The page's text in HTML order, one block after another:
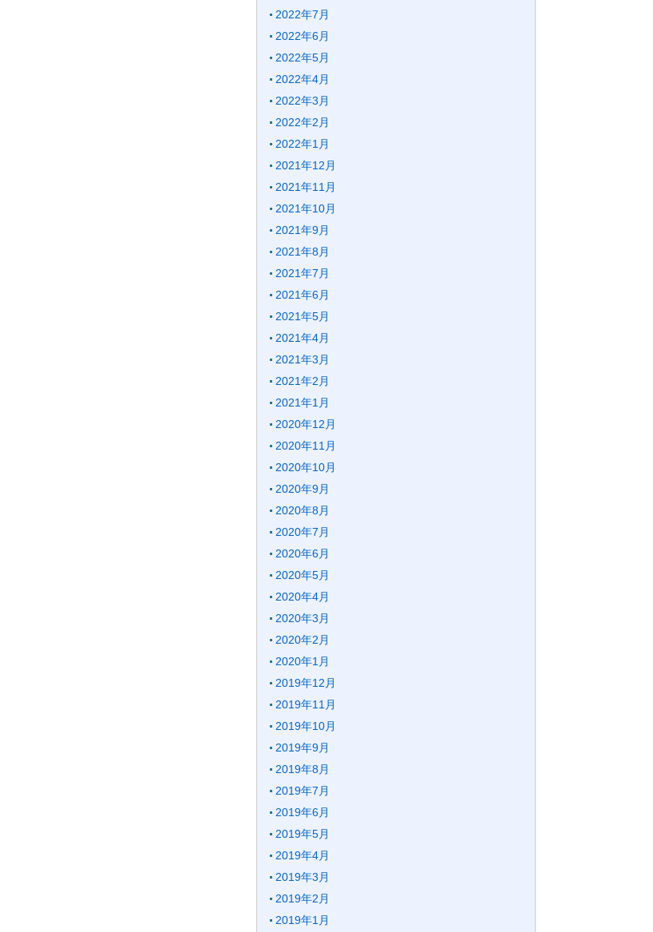
2022年7月
2022年6月
2022年5月
2022年4月
2022年3月
2022年2月
2022年1月
2021年12月
2021年11月
2021年10月
2021年9月
2021年8月
2021年7月
2021年6月
2021年5月
2021年4月
2021年3月
2021年2月
2021年1月
2020年12月
2020年11月
2020年10月
2020年9月
2020年8月
2020年7月
2020年6月
2020年5月
2020年4月
2020年3月
2020年2月
2020年1月
2019年12月
2019年11月
2019年10月
2019年9月
2019年8月
2019年7月
2019年6月
2019年5月
2019年4月
2019年3月
2019年2月
2019年1月